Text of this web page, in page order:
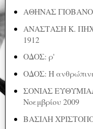
ΑΘΗΝΑΣ
ΑΝΑΣΤΑΣΗ Κ.
1912
ΟΔΟΣ: ρ'
ΟΔΟΣ: Η
ΣΟΝΙΑΣ
Νοεμβρίου 2009
ΒΑΣΙΛΗ